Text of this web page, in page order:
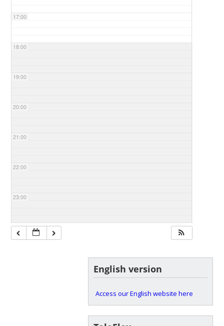
17:00
18:00
19:00
20:00
21:00
22:00
23:00
English version
Access our English website here